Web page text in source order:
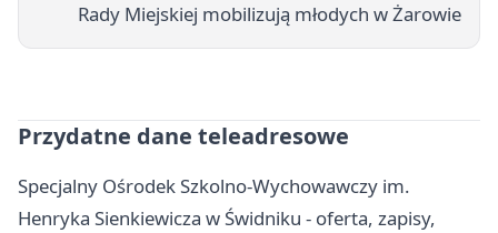
Rady Miejskiej mobilizują młodych w Żarowie
Przydatne dane teleadresowe
Specjalny Ośrodek Szkolno-Wychowawczy im.
Henryka Sienkiewicza w Świdniku - oferta, zapisy,